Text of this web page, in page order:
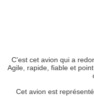
C'est cet avion qui a
Agile, rapide, fiable et
Cet avion est